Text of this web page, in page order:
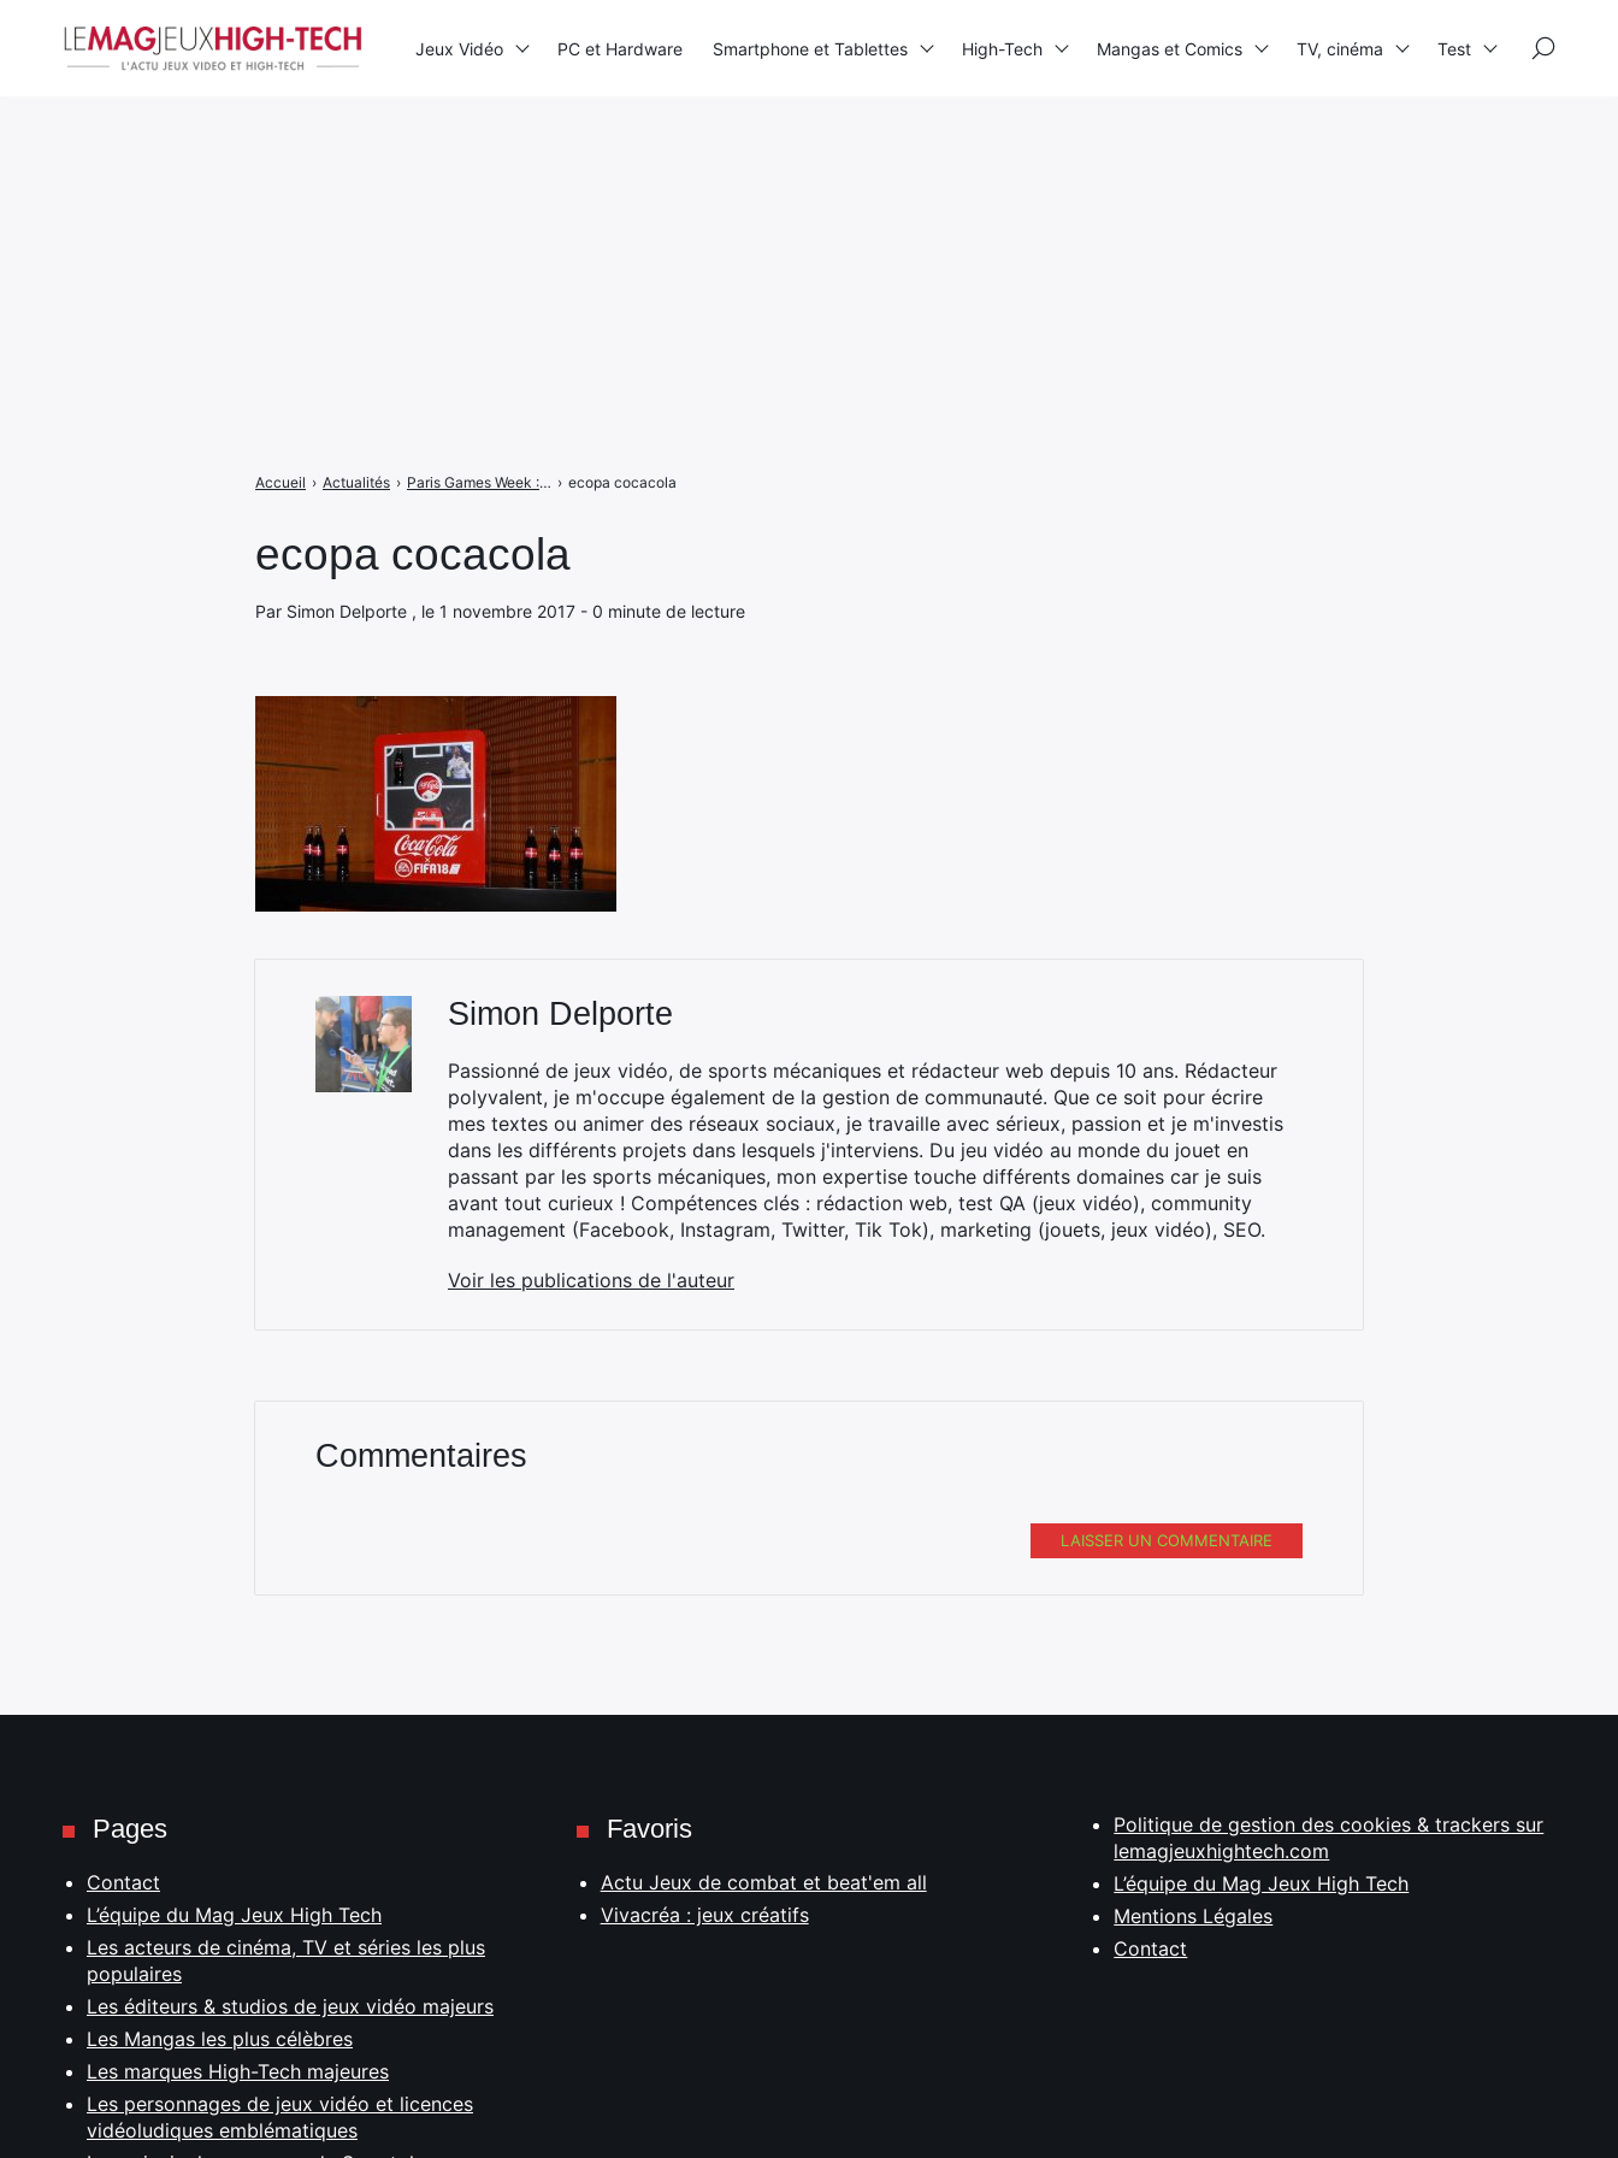
ecopa cocacola
Par Simon Delporte , le 1 novembre 2017 - 0 minute de lecture
Accueil › Actualités › Paris Games Week : Coca-Cola lance l’eCOPA Coca-Cola en France avec EA et la FFF ! › ecopa cocacola
Simon Delporte
Passionné de jeux vidéo, de sports mécaniques et rédacteur web depuis 10 ans. Rédacteur
polyvalent, je m'occupe également de la gestion de communauté. Que ce soit pour écrire
mes textes ou animer des réseaux sociaux, je travaille avec sérieux, passion et je m'investis
dans les différents projets dans lesquels j'interviens. Du jeu vidéo au monde du jouet en
passant par les sports mécaniques, mon expertise touche différents domaines car je suis
avant tout curieux ! Compétences clés : rédaction web, test QA (jeux vidéo), community
management (Facebook, Instagram, Twitter, Tik Tok), marketing (jouets, jeux vidéo), SEO.
Voir les publications de l'auteur
Commentaires
LAISSER UN COMMENTAIRE
Jeux Vidéo PC et Hardware Smartphone et Tablettes High-Tech Mangas et Comics TV, cinéma Test
Pages
Contact
L’équipe du Mag Jeux High Tech
Les acteurs de cinéma, TV et séries les plus
populaires
Les éditeurs & studios de jeux vidéo majeurs
Les Mangas les plus célèbres
Les marques High-Tech majeures
Les personnages de jeux vidéo et licences
vidéoludiques emblématiques
Favoris
Actu Jeux de combat et beat'em all
Vivacréa : jeux créatifs
Politique de gestion des cookies & trackers sur
lemagjeuxhightech.com
L’équipe du Mag Jeux High Tech
Mentions Légales
Contact